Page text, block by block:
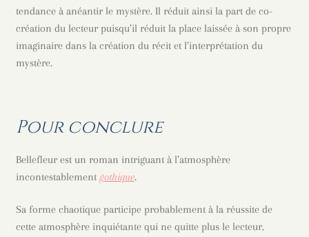
tendance à anéantir le mystère. Il réduit ainsi la part de co-
création du lecteur puisqu’il réduit la place laissée à son propre
imaginaire dans la création du récit et l’interprétation du
mystère.
Pour conclure
Bellefleur est un roman intriguant à l’atmosphère
incontestablement gothique.
Sa forme chaotique participe probablement à la réussite de
cette atmosphère inquiétante qui ne quitte plus le lecteur.